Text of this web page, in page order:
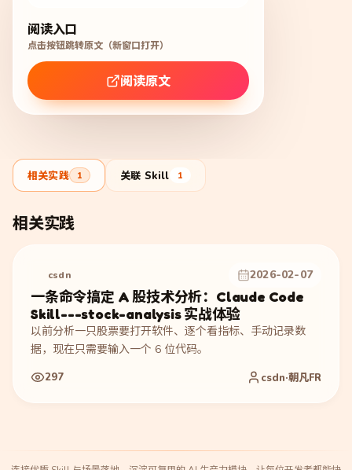
阅读入口
点击按钮跳转原文（新窗口打开）
阅读原文
相关实践 1 关联 Skill 1
相关实践
csdn 2026-02-07
一条命令搞定 A 股技术分析：Claude Code
Skill---stock-analysis 实战体验
以前分析一只股票要打开软件、逐个看指标、手动记录数
据，现在只需要输入一个 6 位代码。
297 csdn·朝凡FR